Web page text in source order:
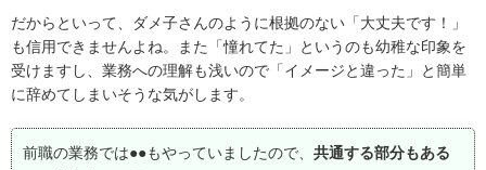
だからといって、ダメ子さんのように根拠のない「大丈夫です！」
も信用できませんよね。また「憧れてた」というのも幼稚な印象を
受けますし、業務への理解も浅いので「イメージと違った」と簡単
に辞めてしまいそうな気がします。
前職の業務では●●もやっていましたので、 共通する部分もある